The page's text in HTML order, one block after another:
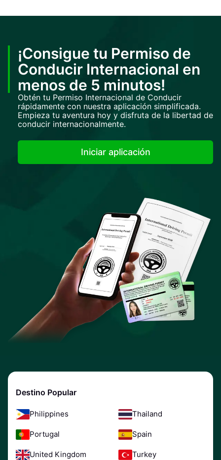
¡Consigue tu Permiso de
Conducir Internacional en
menos de 5 minutos!
Obtén tu Permiso Internacional de Conducir
rápidamente con nuestra aplicación simplificada.
Empieza tu aventura hoy y disfruta de la libertad de
conducir internacionalmente.
Iniciar aplicación
Destino Popular
Philippines Thailand
Portugal Spain
United Kingdom Turkey